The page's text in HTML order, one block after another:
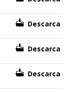
Descarca
Descarca
Descarca